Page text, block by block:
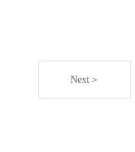
Next＞